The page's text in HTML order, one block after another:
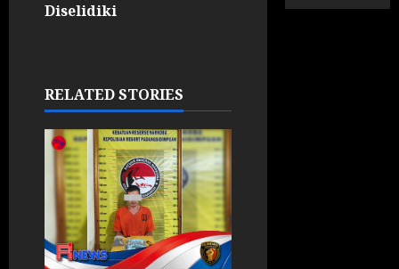
Diselidiki
RELATED STORIES